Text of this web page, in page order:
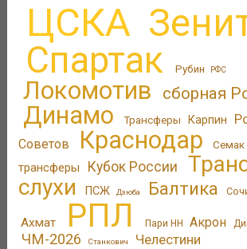
ЦСКА
Спартак Рубин РФС
Локомотив сборная
Динамо Трансферы Карпин
Советов
Краснодар Семак
трансферы
Кубок России
слухи
ПСЖ Дзюба Балтика
Ахмат РПЛ Пари НН Акрон
ЧМ-2026 Станкович Челестини